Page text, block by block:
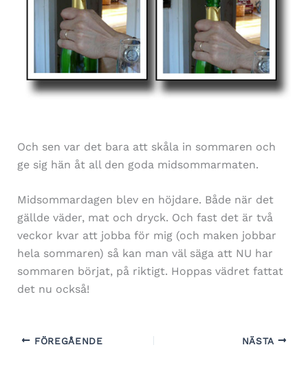
Och sen var det bara att skåla in sommaren och
ge sig hän åt all den goda midsommarmaten.
Midsommardagen blev en höjdare. Både när det
gällde väder, mat och dryck. Och fast det är två
veckor kvar att jobba för mig (och maken jobbar
hela sommaren) så kan man väl säga att NU har
sommaren börjat, på riktigt. Hoppas vädret fattat
det nu också!
FÖREGÅENDE NÄSTA